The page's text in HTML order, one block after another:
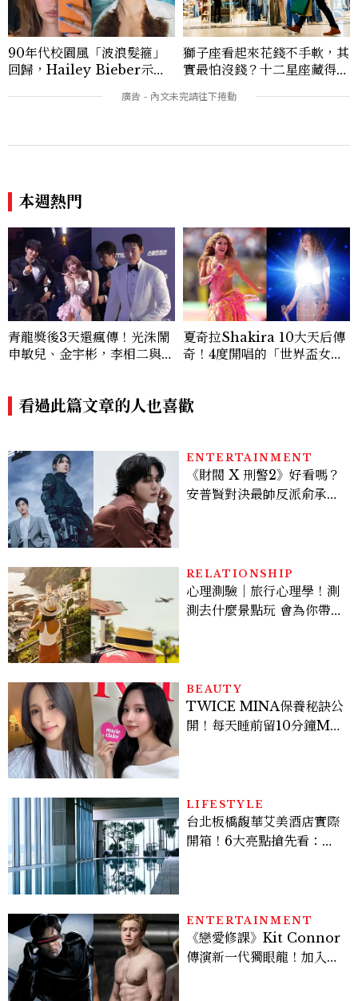
90年代校園風「波浪髮箍」
回歸，Hailey Bieber示範
u髮箍未開賣先爆紅！
獅子座看起來花錢不手軟，其
實最怕沒錢？十二星座藏得最
價半天，最後卻買最貴的
本週熱門
青龍獎後3天還瘋傳！光洙鬧
申敏兒、金宇彬，李相二與金
個你可能錯過的漏網鏡頭
夏奇拉Shakira 10大天后傳
奇！4度開唱的「世界盃女
看過此篇文章的人也喜歡
ENTERTAINMENT
《財閥 X 刑警2》好看嗎？
安普賢對決最帥反派俞承
多大？
RELATIONSHIP
心理測驗｜旅行心理學！測
測去什麼景點玩 會為你帶來
BEAUTY
TWICE MINA保養秘訣公
開！每天睡前留10分鐘ME
LIFESTYLE
台北板橋馥華艾美酒店實際
開箱！6大亮點搶先看：新
ENTERTAINMENT
《戀愛修課》Kit Connor
傳演新一代獨眼龍！加入新